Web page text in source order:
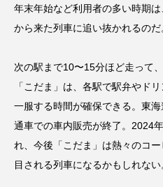
年末年始など利用者の多い時期
から来た列車に追い抜かれるのだ
次の駅まで10〜15分ほど走って
「こだま」は、各駅で駅弁やド
一服する時間が確保できる。東
通車での車内販売が終了。2024
れ、今後「こだま」は熱々のコ
目される列車になるかもしれない